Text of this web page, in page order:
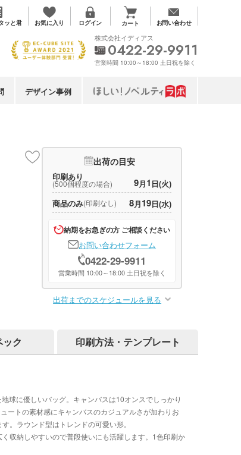
ッと君 お気に入り ログイン カート お問い合わせ
デザイン事例
株式会社イディアス
0422-29-9911
営業時間 10:00～18:00 土日祝を除く
出荷の目安
印刷あり
(500個程度の場合) 9月1 日(火)
商品のみ(印刷なし) 8月19日(水)
納期をお急ぎの方 ご相談ください
お問い合わせフォーム
0422-29-9911
営業時間 10:00～18:00 土日祝を除く
出荷までのスケジュールを見る
ク 印刷方法・テンプレート
球に優しいバッグ。キャンバスは10オンスでしっかり
ートの素材感にキャンバスのカジュアルさが加わりお
。ラウンド型はトレンドの可愛い形。
収納しやすいので普段使いにも活躍します。1色印刷か